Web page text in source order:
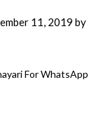
11, 2019 by
For